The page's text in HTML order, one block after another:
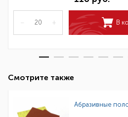
– + В
Смотрите также
Абразивные